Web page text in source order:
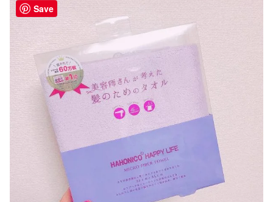
Save